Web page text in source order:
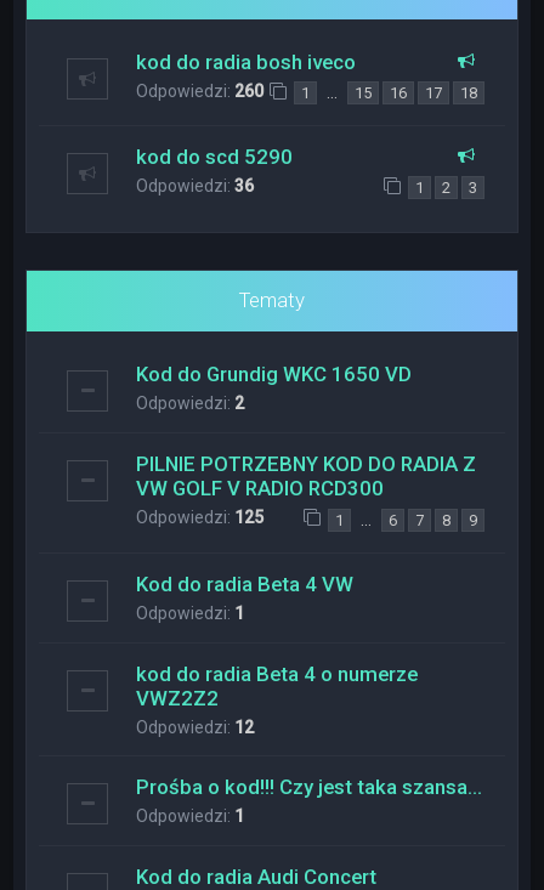
kod do radia bosh iveco
Odpowiedzi: 260 1 … 15 16 17 18
kod do scd 5290
Odpowiedzi:36 1 2 3
Tematy
Kod do Grundig WKC 1650 VD
Odpowiedzi: 2
PILNIE POTRZEBNY KOD DO RADIA Z
VW GOLF V RADIO RCD300
Odpowiedzi: 125 1 6 7 8 9
Kod do radia Beta 4 VW
Odpowiedzi: 1
kod do radia Beta 4 o numerze
VWZ2Z2
Odpowiedzi: 12
Prośba o kod!!! Czy jest taka szansa...
Odpowiedzi: 1
Kod do radia Audi Concert